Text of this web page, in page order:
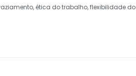
, ética do trabalho,flexibilidade do